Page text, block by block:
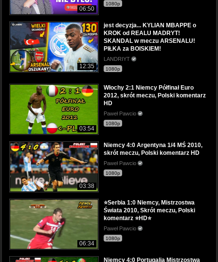
06:50
1080p
12:35
jest decyzja... KYLIAN MBAPPE o
KROK od REALU MADRYT!
SKANDAL w meczu ARSENALU!
PIŁKA za BOISKIEM!
LANDRIYT
1080p
03:54
Włochy 2:1 Niemcy Półfinał Euro
2012, skrót meczu, Polski komentarz
HD
Paweł Pawcio
1080p
03:38
Niemcy 4:0 Argentyna 1/4 MŚ 2010,
skrót meczu, Polski komentarz HD
Paweł Pawcio
1080p
06:34
⭐Serbia 1:0 Niemcy, Mistrzostwa
Świata 2010, Skrót meczu, Polski
komentarz ⭐HD⭐
Paweł Pawcio
1080p
Niemcy 4:0 Portugalia Mistrzostwa